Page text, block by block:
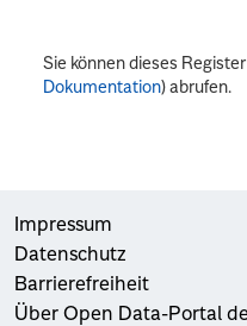
Sie können dieses
Dokumentation) abrufen.
Impressum
Datenschutz
Barrierefreiheit
Über Open Data-Portal